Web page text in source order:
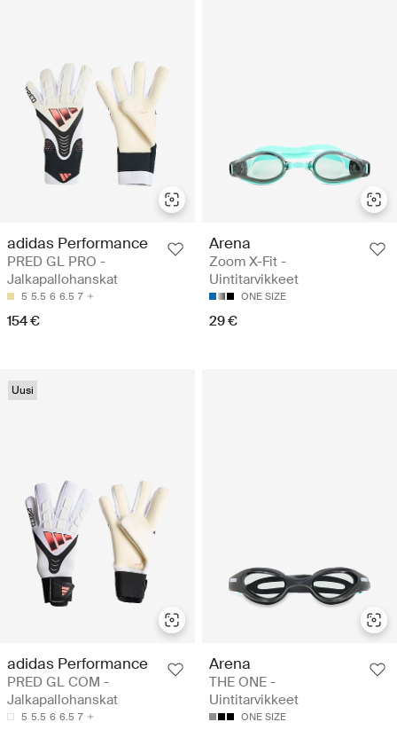
adidas Performance
PRED GL PRO -
Jalkapallohanskat
5 5.5 6 6.5 7
154 €
Arena
Zoom X-Fit -
Uintitarvikkeet
ONE SIZE
29 €
Uusi
adidas Performance
PRED GL COM -
Jalkapallohanskat
5 5.5 6 6.5 7
Arena
THE ONE -
Uintitarvikkeet
ONE SIZE